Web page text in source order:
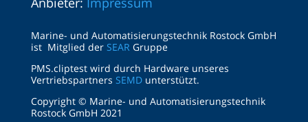
Marine- und Automatisierungstechnik Rostock GmbH
ist Mitglied der SEAR Gruppe
PMS.cliptest wird durch Hardware unseres
Vertriebspartners SEMDunterstützt.
Copyright © Marine- und Automatisierungstechnik
Rostock GmbH 2021